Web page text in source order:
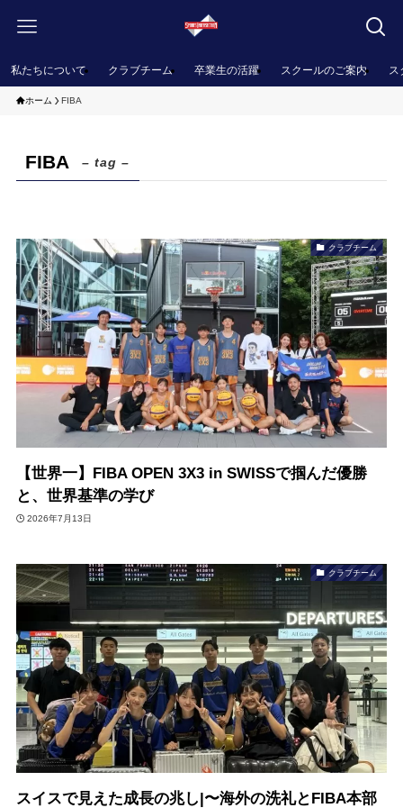
私たちについて クラブチーム 卒業生の活躍 スクールのご案内 ス
ホーム FIBA
FIBA – tag –
クラブチーム
【世界一】FIBA OPEN 3X3 in SWISSで掴んだ優勝
と、世界基準の学び
2026年7月13日
クラブチーム
スイスで見えた成長の兆し|〜海外の洗礼とFIBA本部